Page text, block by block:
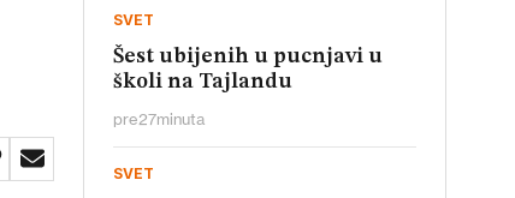
SVET
Šest ubijenih u pucnjavi u
školi na Tajlandu
pre27minuta
SVET